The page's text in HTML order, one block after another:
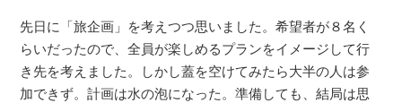
先日に「旅企画」を考えつつ思いました。希望者が８名く
らいだったので、全員が楽しめるプランをイメージして行
き先を考えました。しかし蓋を空けてみたら大半の人は参
加できず。計画は水の泡になった。準備しても、結局は思